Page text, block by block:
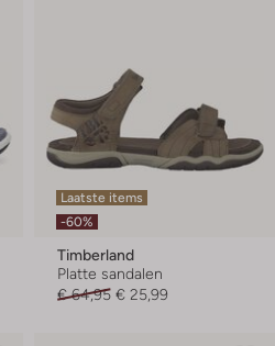
Laatste items
-60%
Timberland
Platte sandalen
€ 64,95 € 25,99